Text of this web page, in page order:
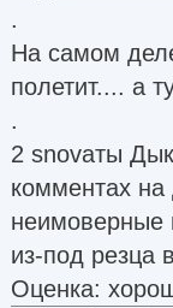
.
На самом
полетит.... а
.
2 snovaты
комментах на
неимоверные
из-под резца
Оценка: